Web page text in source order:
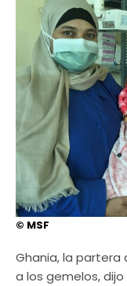
© MSF
Ghania, la partera
a los gemelos, dijo